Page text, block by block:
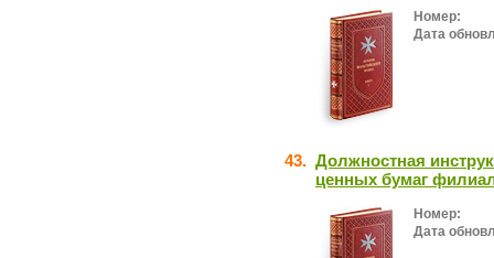
Номер:
Дата
43. Должностная
ценных бумаг
Номер:
Дата